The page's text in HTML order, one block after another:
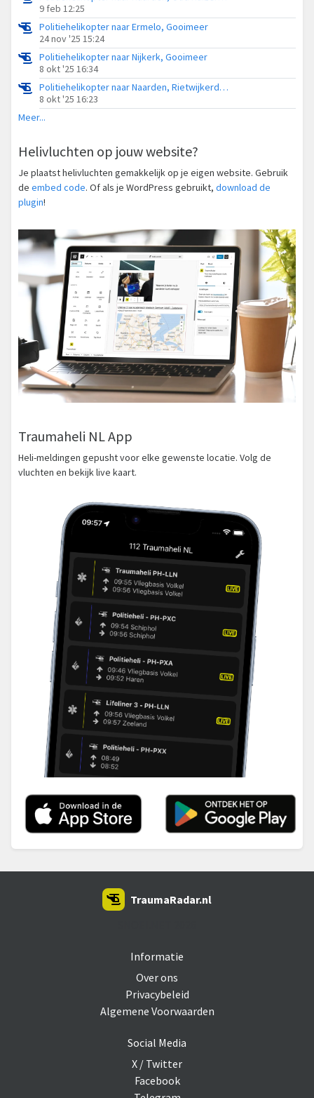
9 feb 12:25
Politiehelikopter naar Ermelo, Gooimeer
24 nov '25 15:24
Politiehelikopter naar Nijkerk, Gooimeer
8 okt '25 16:34
Politiehelikopter naar Naarden, Rietwijkerdwarsweg
8 okt '25 16:23
Meer...
Helivluchten op jouw website?
Je plaatst helivluchten gemakkelijk op je eigen website. Gebruik
de embed code. Of als je WordPress gebruikt, download de
plugin!
Traumaheli NL App
Heli-meldingen gepusht voor elke gewenste locatie. Volg de
vluchten en bekijk live kaart.
Informatie
Over ons
Privacybeleid
Algemene Voorwaarden
Social Media
X / Twitter
Facebook
TraumaRadar.nl